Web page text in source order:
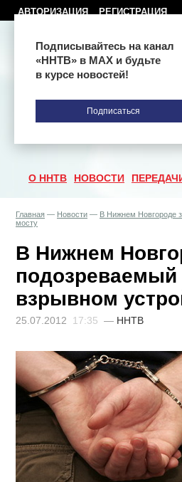
АВТОРИЗАЦИЯ РЕГИСТРАЦИЯ
О ННТВ НОВОСТИ
Главная — Новости — В Нижнем Новгороде
мосту
В Нижнем
взрывном
25.07.2012 17:35 — ННТВ
Подписывайтесь на канал
«ННТВ» в МАХ и будьте
в курсе новостей!
Подписаться